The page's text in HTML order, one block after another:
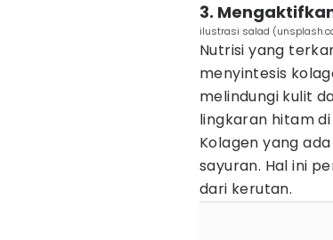
3.
ilustrasi salad
Nutrisi yang
menyintesis
melindungi kulit
lingkaran hitam
Kolagen yang
sayuran. Hal ini
dari kerutan.